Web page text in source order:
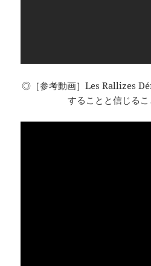
◎［参考動画］Les Rallizes
することと信じるこ